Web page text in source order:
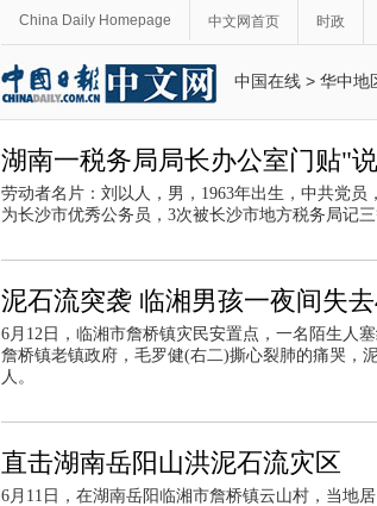
China Daily Homepage 中文网首页 时政
中国在线 > 华中地
湖南一税务局局长办公室门贴"
劳动者名片：刘以人，男，1963年出生，中共党
为长沙市优秀公务员，3次被长沙市地方税务局记三
泥石流突袭 临湘男孩一夜间失去
6月12日，临湘市詹桥镇灾民安置点，一名陌生人
詹桥镇老镇政府，毛罗健(右二)撕心裂肺的痛哭，
人。
直击湖南岳阳山洪泥石流灾区
6月11日，在湖南岳阳临湘市詹桥镇云山村，当地